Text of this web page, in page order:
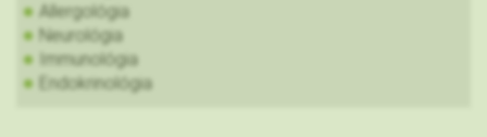
Allergológia
Neurológia
Immunológia
Endokrinológia